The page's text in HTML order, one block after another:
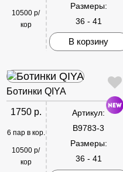
10500 р/
кор
Размеры:
36 - 41
В корзину
Ботинки QIYA
1750 р.
6 пар в кор.
10500 р/
кор
Артикул:
B9783-3
Размеры:
36 - 41